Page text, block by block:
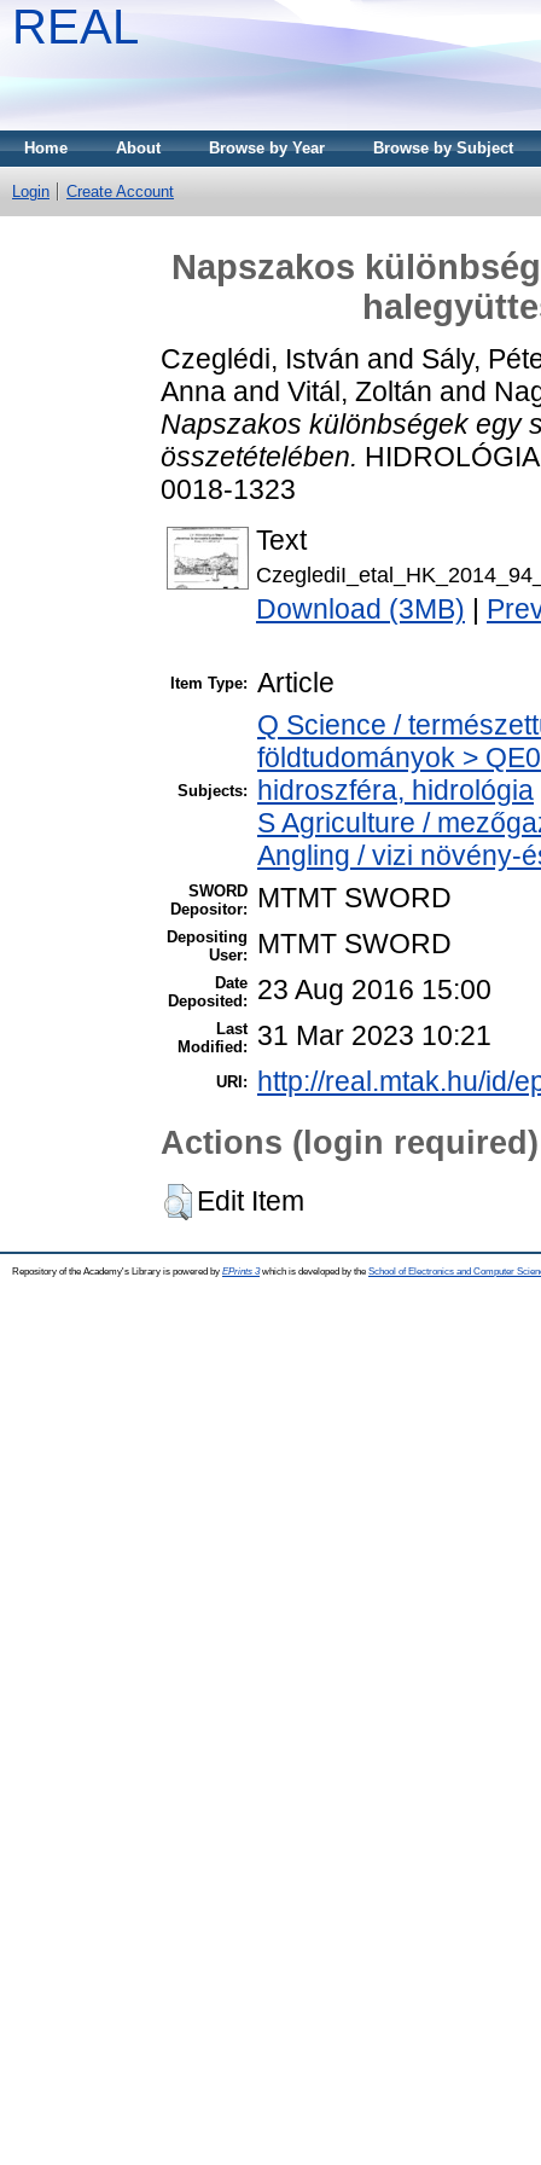
REAL
Home About Browse by Year Browse by Subject
Login Create Account
Napszakos
Czeglédi, István and Sály,
Anna and Vitál, Zoltán and
Napszakos különbségek egy
összetételében.
0018-1323
Text
Download (3MB)
Item Type: Article
Subjects:
Q Science /
földtudományok >
hidroszféra, hidrológia
S Agriculture /
Angling / vizi növény-
SWORD
Depositor:
MTMT SWORD
Depositing
User:
MTMT SWORD
Date
Deposited:
23 Aug 2016 15:00
Last
Modified:
31 Mar 2023 10:21
URI: http://real.mtak.hu/id/
Actions (login required)
Edit Item
Repository of the Academy's Library is powered by EPrints 3which is developed by the School of Electronics and Computer